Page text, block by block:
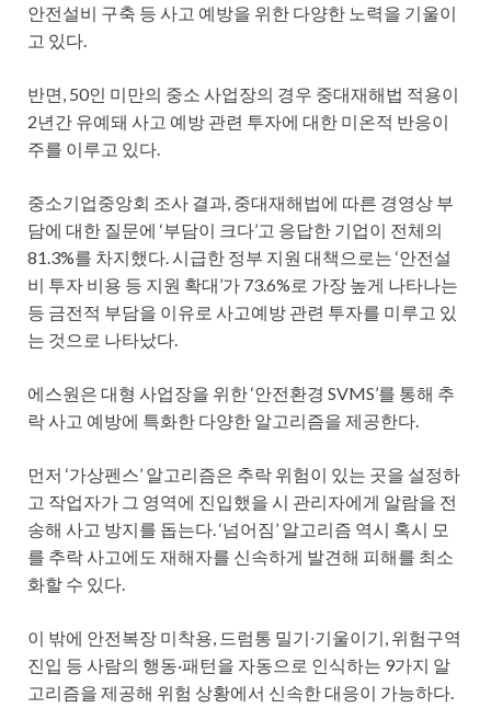
안전설비 구축 등 사고 예방을 위한 다양한 노력을 기울이
고 있다.
반면, 50인 미만의 중소 사업장의 경우 중대재해법 적용이
2년간 유예돼 사고 예방 관련 투자에 대한 미온적 반응이
주를 이루고 있다.
중소기업중앙회 조사 결과, 중대재해법에 따른 경영상 부
담에 대한 질문에 ‘부담이 크다’고 응답한 기업이 전체의
81.3%를 차지했다. 시급한 정부 지원 대책으로는 ‘안전설
비 투자 비용 등 지원 확대’가 73.6%로 가장 높게 나타나는
등 금전적 부담을 이유로 사고예방 관련 투자를 미루고 있
는 것으로 나타났다.
에스원은 대형 사업장을 위한 ‘안전환경 SVMS’를 통해 추
락 사고 예방에 특화한 다양한 알고리즘을 제공한다.
먼저 ‘가상펜스’ 알고리즘은 추락 위험이 있는 곳을 설정하
고 작업자가 그 영역에 진입했을 시 관리자에게 알람을 전
송해 사고 방지를 돕는다. ‘넘어짐’ 알고리즘 역시 혹시 모
를 추락 사고에도 재해자를 신속하게 발견해 피해를 최소
화할 수 있다.
이 밖에 안전복장 미착용, 드럼통 밀기∙기울이기, 위험구역
진입 등 사람의 행동·패턴을 자동으로 인식하는 9가지 알
고리즘을 제공해 위험 상황에서 신속한 대응이 가능하다.